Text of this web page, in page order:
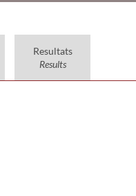
Resultats
Results